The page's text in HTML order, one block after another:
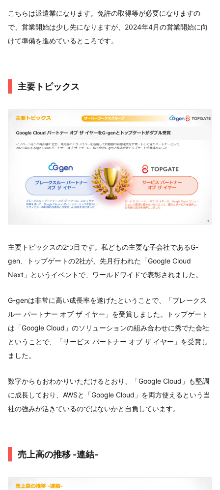
こちらは派遣業になります。免許の取得等が必要になりますの
で、営業開始は少し先になりますが、2024年4月の営業開始に向
けて準備を進めているところです。
主要トピックス
主要トピックスの2つ目です。私どもの主要な子会社であるG-
gen、トップゲートの2社が、先月行われた「Google Cloud
Next」というイベントで、ワールドワイドで表彰されました。
G-genは非常に高い成長率を遂げたということで、「ブレークス
ルー パートナー オブ ザ イヤー」を受賞しました。トップゲート
は「Google Cloud」のソリューションの組み合わせに秀でた会社
ということで、「サービス パートナー オブ ザ イヤー」を受賞し
ました。
数字からもおわかりいただけるとおり、「Google Cloud」も堅調
に成長しており、AWSと「Google Cloud」を両方使えるという当
社の強みが活きているのではないかと自負しています。
売上高の推移 -連結-